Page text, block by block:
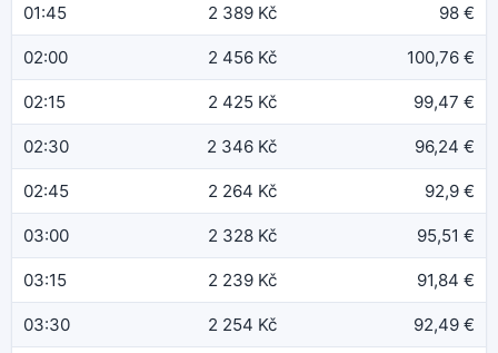
01:45 2 389 Kč 98 €
02:00 2 456 Kč 100,76 €
02:15 2 425 Kč 99,47 €
02:30 2 346 Kč 96,24 €
02:45 2 264 Kč 92,9 €
03:00 2 328 Kč 95,51 €
03:15 2 239 Kč 91,84 €
03:30 2 254 Kč 92,49 €